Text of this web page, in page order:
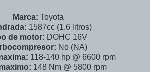
Marca: Toyota
1587cc (1.6 litros)
de motor: DOHC 16V
No (NA)
118-140 hp @ 6600 rpm
148 Nm @ 5800 rpm